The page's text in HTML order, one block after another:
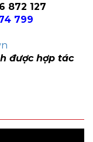
872 127
799
được hợp tác